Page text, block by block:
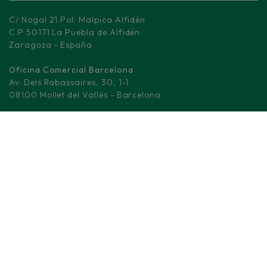
C/ Nogal 21 Pol. Malpica Alfidén
C.P 50171 La Puebla de Alfidén
Zaragoza - España
Oficina Comercial Barcelona
Av. Dels Rabassaires, 30, 1-1
08100 Mollet del Vallès - Barcelona